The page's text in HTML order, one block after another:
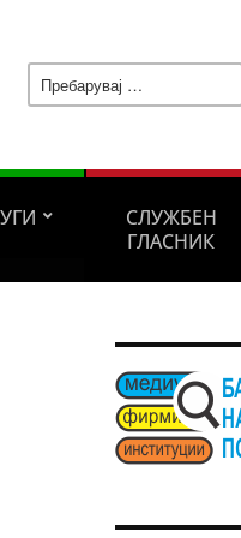
СЛУЖБЕН
ГЛАСНИК